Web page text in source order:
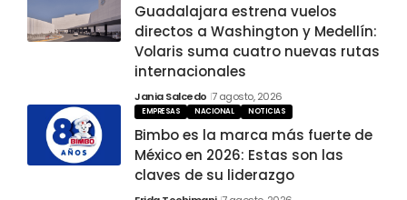
Guadalajara estrena vuelos
directos a Washington y Medellín:
Volaris suma cuatro nuevas rutas
internacionales
Jania Salcedo 7 agosto, 2026
EMPRESAS NACIONAL NOTICIAS
Bimbo es la marca más fuerte de
México en 2026: Estas son las
claves de su liderazgo